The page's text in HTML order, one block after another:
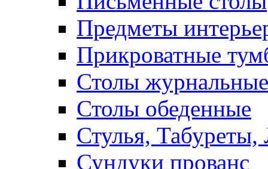
Предметы
Прикроватные
Столы журнальные
Столы обеденные
Стулья, Табуреты,
Сундуки прованс